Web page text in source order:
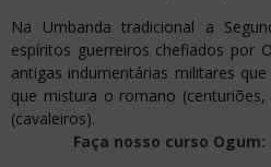
Na Umbanda tradicional a
espíritos guerreiros chefiados por
antigas indumentárias militares
que mistura o romano
(cavaleiros).
Faça nosso curso